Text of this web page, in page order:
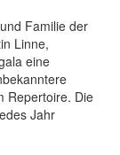
Familie der
Linne,
eine
Repertoire. Die
Jahr